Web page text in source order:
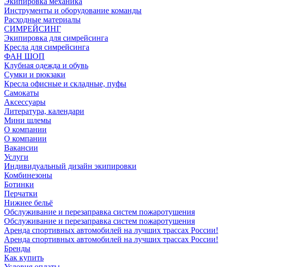
Инструменты и оборудование команды
Расходные материалы
СИМРЕЙСИНГ
Экипировка для симрейсинга
Кресла для симрейсинга
ФАН ШОП
Клубная одежда и обувь
Сумки и рюкзаки
Кресла офисные и складные, пуфы
Самокаты
Аксессуары
Литература, календари
Мини шлемы
О компании
О компании
Вакансии
Услуги
Индивидуальный дизайн экипировки
Комбинезоны
Ботинки
Перчатки
Нижнее бельё
Обслуживание и перезаправка систем пожаротушения
Обслуживание и перезаправка систем пожаротушения
Аренда спортивных автомобилей на лучших трассах России!
Аренда спортивных автомобилей на лучших трассах России!
Бренды
Как купить